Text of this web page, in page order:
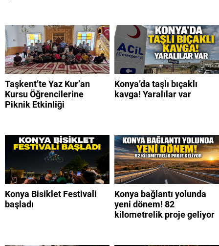
Taşkent’te Yaz Kur’an
Kursu Öğrencilerine
Piknik Etkinliği
Konya’da taşlı bıçaklı
kavga! Yaralılar var
Konya Bisiklet Festivali
başladı
Konya bağlantı yolunda
yeni dönem! 82
kilometrelik proje geliyor